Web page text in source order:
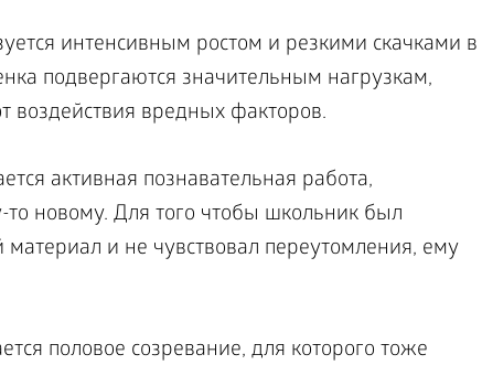
интенсивным ростом и резкими скачками в
подвергаются значительным нагрузкам,
вредных факторов.
активная познавательная работа,
новому. Для того чтобы школьник был
и не чувствовал переутомления, ему
половое созревание, для которого тоже